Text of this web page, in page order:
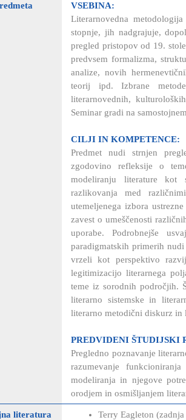
VSEBINA:
Literarnovedna
stopnje, jih nadgrajuje,
pregled pristopov od 19.
predvsem formalizma,
analize, novih
teorij ipd. Izbrane
literarnovednih,
Seminar gradi na
CILJI IN KOMPETENCE:
Predmet nudi strnjen
zgodovino refleksije o
modeliranju literature kot
razlikovanja med
utemeljenega izbora
zavest o umeščenosti
uporabe. Podrobnejše
paradigmatskih primerih
vrzeli kot perspektivo
legitimizacijo literarnega
teme iz sorodnih področjih.
literarno sistemske in
literarno metodični diskurz in
PREDVIDENI ŠTUDIJSKI
Pregledno poznavanje
razumevanje
modeliranja in njegove
orodjem in osmišljanjem
literatura
Terry Eagleton